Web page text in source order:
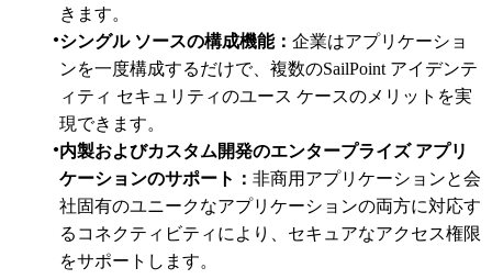
きます。
シングル ソースの構成機能： 企業はアプリケーショ
ンを一度構成するだけで、複数のSailPoint アイデンテ
ィティ セキュリティのユース ケースのメリットを実
現できます。
内製およびカスタム開発のエンタープライズ アプリ
ケーションのサポート： 非商用アプリケーションと会
社固有のユニークなアプリケーションの両方に対応す
るコネクティビティにより、セキュアなアクセス権限
をサポートします。